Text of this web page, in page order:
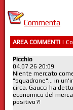
Commenta
AREA COMMENTI |